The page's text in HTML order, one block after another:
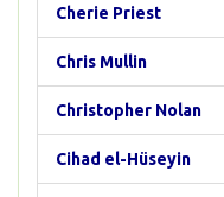
Cherie Priest
Chris Mullin
Christopher Nolan
Cihad el-Hüseyin